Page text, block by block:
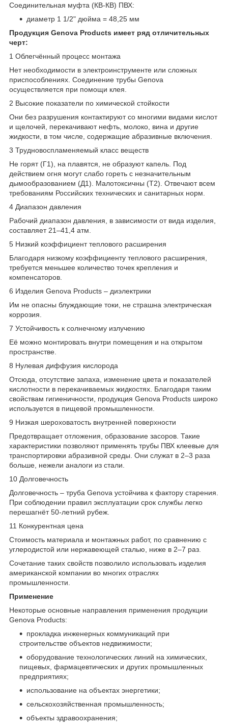
Соединительная муфта (КВ-КВ) ПВХ:
диаметр 1 1/2" дюйма = 48,25 мм
Продукция Genova Products имеет ряд отличительных
черт:
1 Облегчённый процесс монтажа
Нет необходимости в электроинструменте или сложных
приспособлениях. Соединение трубы Genova
осуществляется при помощи клея.
2 Высокие показатели по химической стойкости
Они без разрушения контактируют со многими видами кислот
и щелочей, перекачивают нефть, молоко, вина и другие
жидкости, в том числе, содержащие абразивные включения.
3 Трудновоспламеняемый класс веществ
Не горят (Г1), на плавятся, не образуют капель. Под
действием огня могут слабо гореть с незначительным
дымообразованием (Д1). Малотоксичны (Т2). Отвечают всем
требованиям Российских технических и санитарных норм.
4 Диапазон давления
Рабочий диапазон давления, в зависимости от вида изделия,
составляет 21–41,4 атм.
5 Низкий коэффициент теплового расширения
Благодаря низкому коэффициенту теплового расширения,
требуется меньшее количество точек крепления и
компенсаторов.
6 Изделия Genova Products – диэлектрики
Им не опасны блуждающие токи, не страшна электрическая
коррозия.
7 Устойчивость к солнечному излучению
Её можно монтировать внутри помещения и на открытом
пространстве.
8 Нулевая диффузия кислорода
Отсюда, отсутствие запаха, изменение цвета и показателей
кислотности в перекачиваемых жидкостях. Благодаря таким
свойствам гигиеничности, продукция Genova Products широко
используется в пищевой промышленности.
9 Низкая шероховатость внутренней поверхности
Предотвращает отложения, образование засоров. Такие
характеристики позволяют применять трубы ПВХ клеевые для
транспортировки абразивной среды. Они служат в 2–3 раза
больше, нежели аналоги из стали.
10 Долговечность
Долговечность – труба Genova устойчива к фактору старения.
При соблюдении правил эксплуатации срок службы легко
перешагнёт 50-летний рубеж.
11 Конкурентная цена
Стоимость материала и монтажных работ, по сравнению с
углеродистой или нержавеющей сталью, ниже в 2–7 раз.
Сочетание таких свойств позволило использовать изделия
американской компании во многих отраслях
промышленности.
Применение
Некоторые основные направления применения продукции
Genova Products:
прокладка инженерных коммуникаций при
строительстве объектов недвижимости;
оборудование технологических линий на химических,
пищевых, фармацевтических и других промышленных
предприятиях;
использование на объектах энергетики;
сельскохозяйственная промышленность;
объекты здравоохранения;